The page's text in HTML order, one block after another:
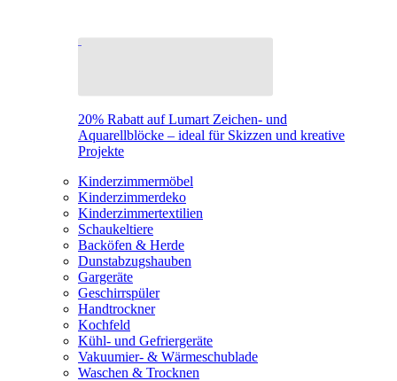
20% Rabatt auf Lumart Zeichen- und
Aquarellblöcke – ideal für Skizzen und kreative
Projekte
Kinderzimmermöbel
Kinderzimmerdeko
Kinderzimmertextilien
Schaukeltiere
Backöfen & Herde
Dunstabzugshauben
Gargeräte
Geschirrspüler
Handtrockner
Kochfeld
Kühl- und Gefriergeräte
Vakuumier- & Wärmeschublade
Waschen & Trocknen